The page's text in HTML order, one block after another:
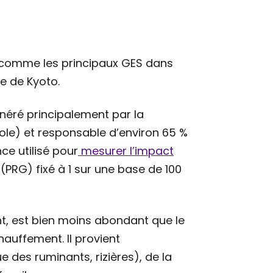
les principaux GES dans
de Kyoto.
principalement par la
et responsable d’environ 65 %
utilisé pour mesurer l’impact
fixé à 1 sur une base de 100
est bien moins abondant que le
Il provient
des ruminants, rizières), de la